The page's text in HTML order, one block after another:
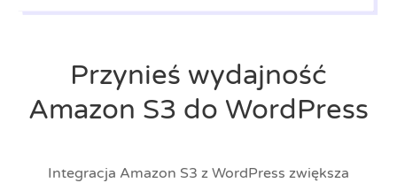
Przynieś wydajność
Amazon S3 do WordPress
Integracja Amazon S3 z WordPress zwiększa